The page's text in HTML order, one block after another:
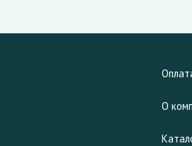
О